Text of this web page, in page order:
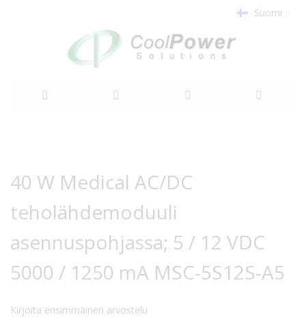
Suomi
loppuun
alkuun
40 W Medical AC/DC
teholähdemoduuli
asennuspohjassa; 5 / 12 VDC
5000 / 1250 mA MSC-5S12S-A5
Kirjoita ensimmäinen arvostelu